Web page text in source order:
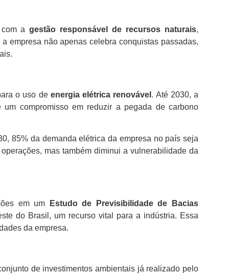
com agestão responsável de recursos naturais,
empresa não apenas celebra conquistas passadas,
o uso de energia elétrica renovável . Até 2030, a
compromisso em reduzir a pegada de carbono
85% da demanda elétrica da empresa no país seja
mas também diminui a vulnerabilidade da
em um
Estudo de Previsibilidade de Bacias
do Brasil, um recurso vital para a indústria. Essa
da empresa.
de investimentos ambientais já realizado pelo